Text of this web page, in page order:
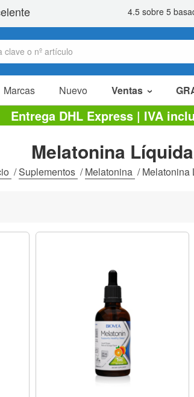
Marcas Nuevo VentasArtículos en
Packs Ahorro
Liquidaciones
Entrega DHL Express | IVA
Melatonina Líquida
/Suplementos /Melatonina /Melatonina